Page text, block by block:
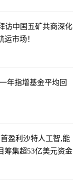
访中国五矿共商深化
市场！
年指增基金平均回
盈利 沙特人工智,能
筹集超53亿美元资金